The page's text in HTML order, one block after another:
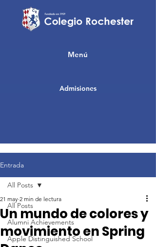
Admisiones
Menú
Entrada
All Posts
Alumni Achievements
Apple Distinguished School
All Posts
Un mundo de colores y
movimiento en Spring
21 may 2 min de lectura